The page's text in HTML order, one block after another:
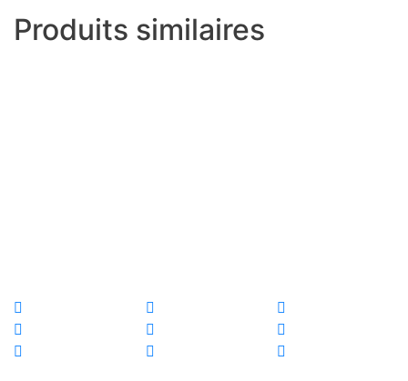
Produits similaires